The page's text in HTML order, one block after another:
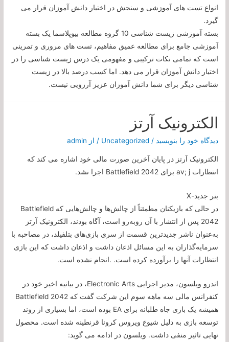
انواع تست های آموزشی و سنجش در اختیار دانش آموزان قرار می
گیرد.
بسته آموزشی زیست شناسی 10 گروه مطالعه بیوپلاسما یک بسته
آموزشی جامع برای مطالعه عمیق مفاهیم، ​​تست های مروری و تمرینی
است که تمامی نکات ترکیبی و مفهومی یک درس زیست شناسی را در
اختیار دانش آموزان قرار می دهد. اما کسب درصد بالا در زیست
شناسی دیگر برای شما دانش آموزان عزیز آرزویی نیست.
الکترونیک آرتز
دیدگاه‌ خود را بنویسید /
Uncategorized / از admin
الکترونیک آرتز در پایان آخرین صورت مالی خود اشاره می کند که
انتظارات av; j برای Battlefield 2042 اجرا نشد.
بنر جدید-X
در حالی که بازیکنان مطمئناً از چالش‌ها و چالش‌هایی که Battlefield
2042 پس از انتشار با آن روبه‌رو است، آگاه بودند، الکترونیک آرتز
به‌عنوان ناشر جدیدترین قسمت از سری بازی‌های بتلفیلد، در مصاحبه با
سرمایه‌گذاران به این مسائل اذعان داشت و اذعان داشت که این بازی
انتظارات آنها را برآورده کرده است. .انجام نشده است.
اندرو ویلسون، مدیر اجرایی Electronic Arts، در بیانیه اخیر خود در
کنفرانس مالی سه ماهه سوم این شرکت گفت که Battlefield 2042
همیشه یک بازی جاه طلبانه برای EA بوده است، اما بسیاری از روند
توسعه بازی به دلیل شیوع ویروس کرونا قرنطینه شده است. محصول
نهایی تاثیر منفی داشت. ویلسون در ادامه می گوید: